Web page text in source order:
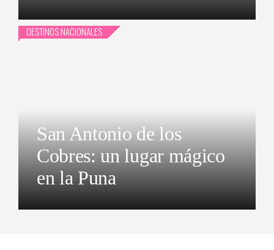
DESTINOS NACIONALES
San Antonio de los
Cobres: un lugar mágico
en la Puna